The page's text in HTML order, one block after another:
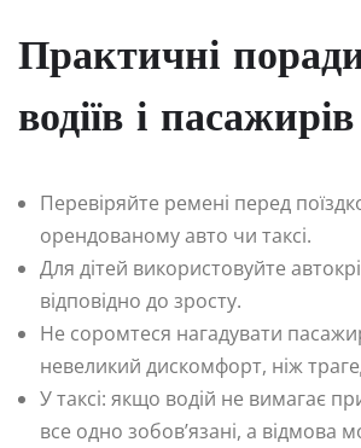
Практичні
водіїв і пасажирів
Перевіряйте ремені перед
орендованому авто чи таксі.
Для дітей використовуйте
відповідно до зросту.
Не соромтеся нагадувати
невеликий дискомфорт, ніж
У таксі: якщо водій не вимагає
все одно зобов’язані, а відмова